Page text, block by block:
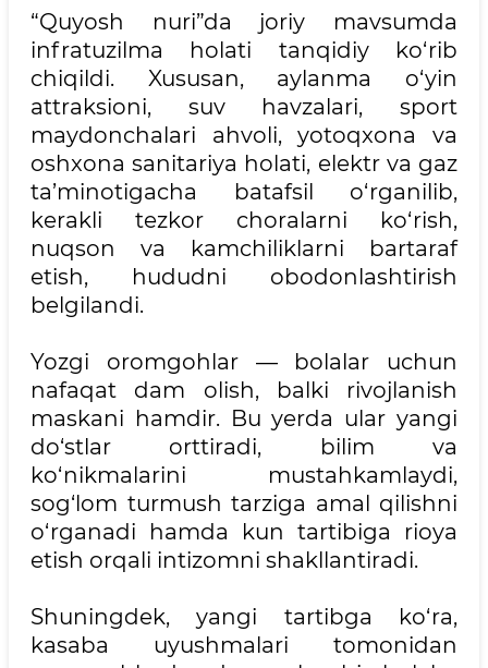
“Quyosh nuri”da joriy mavsumda
infratuzilma holati tanqidiy ko‘rib
chiqildi. Xususan, aylanma o‘yin
attraksioni, suv havzalari, sport
maydonchalari ahvoli, yotoqxona va
oshxona sanitariya holati, elektr va gaz
ta’minotigacha batafsil o‘rganilib,
kerakli tezkor choralarni ko‘rish,
nuqson va kamchiliklarni bartaraf
etish, hududni obodonlashtirish
belgilandi.
Yozgi oromgohlar — bolalar uchun
nafaqat dam olish, balki rivojlanish
maskani hamdir. Bu yerda ular yangi
do‘stlar orttiradi, bilim va
ko‘nikmalarini mustahkamlaydi,
sog‘lom turmush tarziga amal qilishni
o‘rganadi hamda kun tartibiga rioya
etish orqali intizomni shakllantiradi.
Shuningdek, yangi tartibga ko‘ra,
kasaba uyushmalari tomonidan